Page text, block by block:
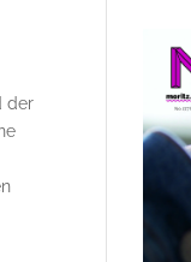
der